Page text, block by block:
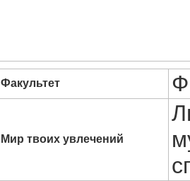
Факультет
Мир твоих увлечений